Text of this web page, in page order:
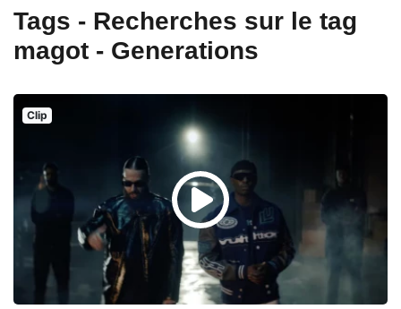
Tags - Recherches sur le tag
magot - Generations
Clip